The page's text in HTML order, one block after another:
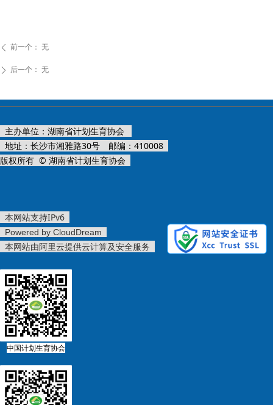
ꄴ 前一个： 无
ꄲ 后一个： 无
主办单位：湖南省计划生育协会
地址：长沙市湘雅路30号 邮编：410008
版权所有 © 湖南省计划生育协会
中国计划生育协会
本网站支持IPv6
Powered by CloudDream
本网站由阿里云提供云计算及安全服务